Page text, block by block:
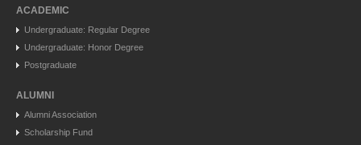
ACADEMIC
Undergraduate: Regular Degree
Undergraduate: Honor Degree
Postgraduate
ALUMNI
Alumni Association
Scholarship Fund